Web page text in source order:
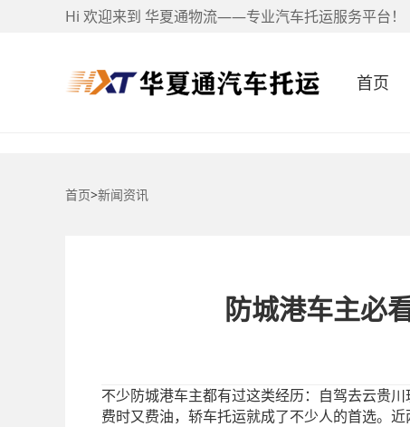
Hi 欢迎来到 华夏通物流——专业汽车托运服务平台！
首页
首页>新闻资讯
防城港车主必
不少防城港车主都有过这类经历：自驾去云贵
费时又费油，轿车托运就成了不少人的首选。